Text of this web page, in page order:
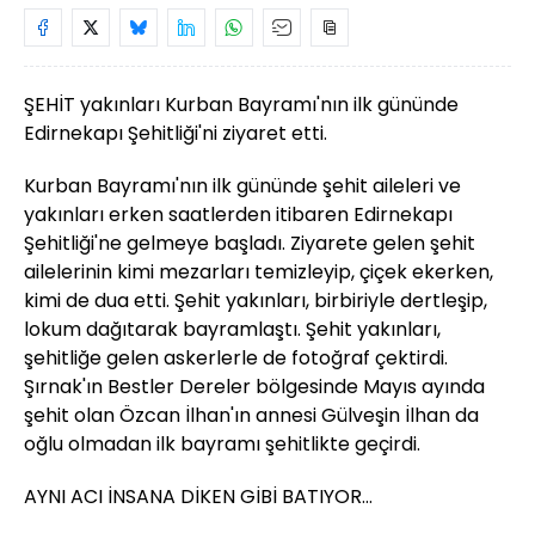
ŞEHİT yakınları Kurban Bayramı'nın ilk gününde
Edirnekapı Şehitliği'ni ziyaret etti.
Kurban Bayramı'nın ilk gününde şehit aileleri ve
yakınları erken saatlerden itibaren Edirnekapı
Şehitliği'ne gelmeye başladı. Ziyarete gelen şehit
ailelerinin kimi mezarları temizleyip, çiçek ekerken,
kimi de dua etti. Şehit yakınları, birbiriyle dertleşip,
lokum dağıtarak bayramlaştı. Şehit yakınları,
şehitliğe gelen askerlerle de fotoğraf çektirdi.
Şırnak'ın Bestler Dereler bölgesinde Mayıs ayında
şehit olan Özcan İlhan'ın annesi Gülveşin İlhan da
oğlu olmadan ilk bayramı şehitlikte geçirdi.
AYNI ACI İNSANA DİKEN GİBİ BATIYOR…